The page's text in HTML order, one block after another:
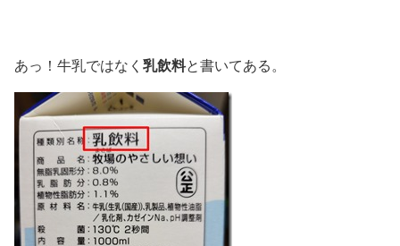
あっ！牛乳ではなく 乳飲料と書いてある。